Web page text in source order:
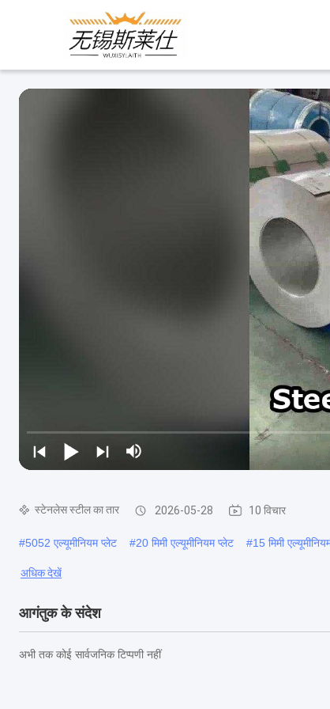
स्टेनलेस स्टील का तार 2026-05-28 10 विचार
#5052 एल्यूमीनियम प्लेट #20 मिमी एल्यूमीनियम प्लेट #15 मिमी
अधिक देखें
आगंतुक के संदेश
अभी तक कोई सार्वजनिक टिप्पणी नहीं